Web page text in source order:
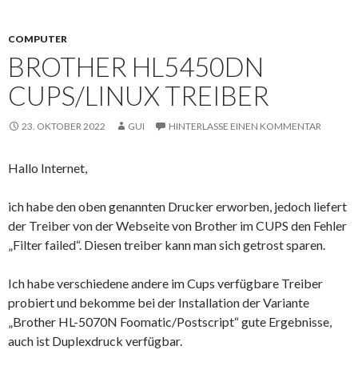
COMPUTER
BROTHER HL5450DN
CUPS/LINUX TREIBER
23. OKTOBER 2022 GUI HINTERLASSE EINEN KOMMENTAR
Hallo Internet,
ich habe den oben genannten Drucker erworben, jedoch liefert
der Treiber von der Webseite von Brother im CUPS den Fehler
„Filter failed“. Diesen treiber kann man sich getrost sparen.
Ich habe verschiedene andere im Cups verfügbare Treiber
probiert und bekomme bei der Installation der Variante
„Brother HL-5070N Foomatic/Postscript“ gute Ergebnisse,
auch ist Duplexdruck verfügbar.